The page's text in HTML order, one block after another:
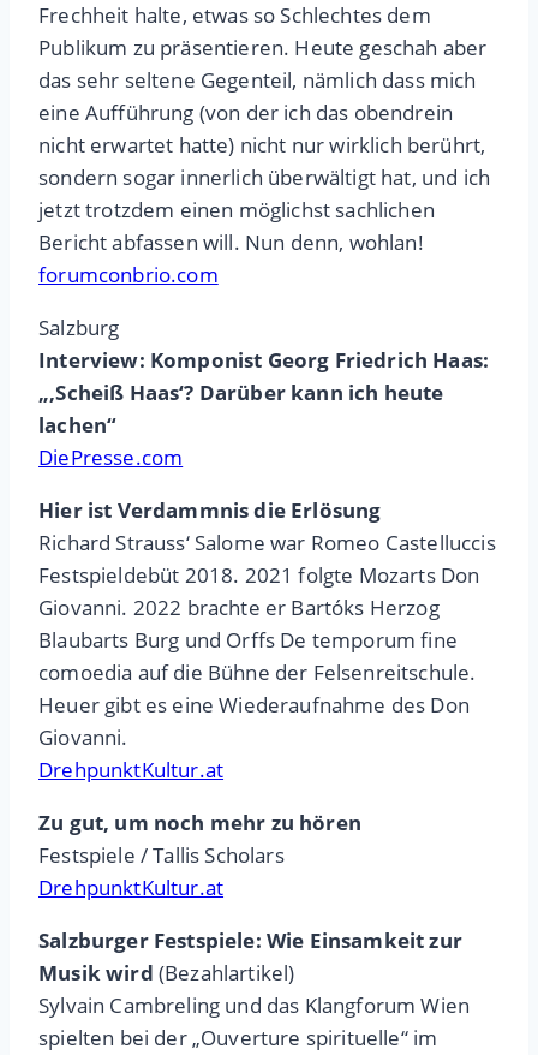
Frechheit halte, etwas so Schlechtes dem
Publikum zu präsentieren. Heute geschah aber
das sehr seltene Gegenteil, nämlich dass mich
eine Aufführung (von der ich das obendrein
nicht erwartet hatte) nicht nur wirklich berührt,
sondern sogar innerlich überwältigt hat, und ich
jetzt trotzdem einen möglichst sachlichen
Bericht abfassen will. Nun denn, wohlan!
forumconbrio.com
Salzburg
Interview: Komponist Georg Friedrich Haas:
„,Scheiß Haas‘? Darüber kann ich heute
lachen“
DiePresse.com
Hier ist Verdammnis die Erlösung
Richard Strauss‘ Salome war Romeo Castelluccis
Festspieldebüt 2018. 2021 folgte Mozarts Don
Giovanni. 2022 brachte er Bartóks Herzog
Blaubarts Burg und Orffs De temporum fine
comoedia auf die Bühne der Felsenreitschule.
Heuer gibt es eine Wiederaufnahme des Don
Giovanni.
DrehpunktKultur.at
Zu gut, um noch mehr zu hören
Festspiele / Tallis Scholars
DrehpunktKultur.at
Salzburger Festspiele: Wie Einsamkeit zur
Musik wird (Bezahlartikel)
Sylvain Cambreling und das Klangforum Wien
spielten bei der „Ouverture spirituelle“ im